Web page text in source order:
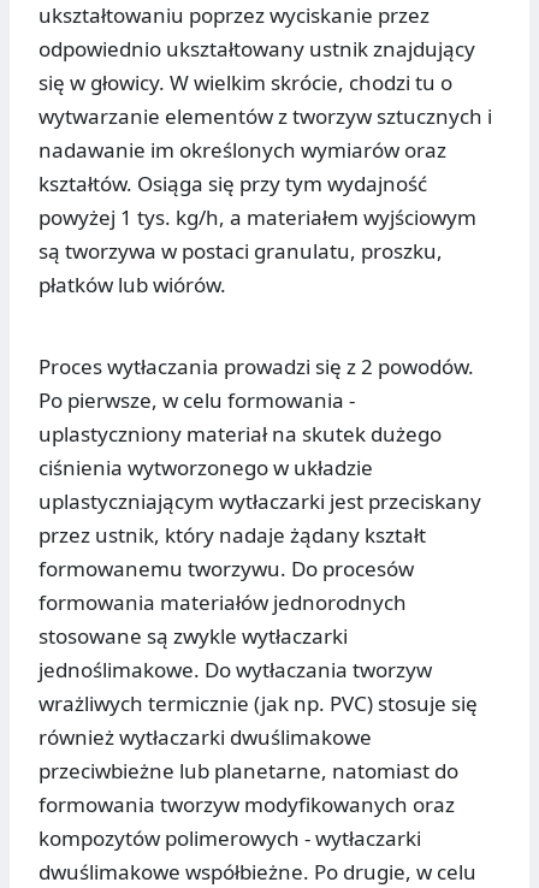
ukształtowaniu poprzez wyciskanie przez
odpowiednio ukształtowany ustnik znajdujący
się w głowicy. W wielkim skrócie, chodzi tu o
wytwarzanie elementów z tworzyw sztucznych i
nadawanie im określonych wymiarów oraz
kształtów. Osiąga się przy tym wydajność
powyżej 1 tys. kg/h, a materiałem wyjściowym
są tworzywa w postaci granulatu, proszku,
płatków lub wiórów.
Proces wytłaczania prowadzi się z 2 powodów.
Po pierwsze, w celu formowania -
uplastyczniony materiał na skutek dużego
ciśnienia wytworzonego w układzie
uplastyczniającym wytłaczarki jest przeciskany
przez ustnik, który nadaje żądany kształt
formowanemu tworzywu. Do procesów
formowania materiałów jednorodnych
stosowane są zwykle wytłaczarki
jednoślimakowe. Do wytłaczania tworzyw
wrażliwych termicznie (jak np. PVC) stosuje się
również wytłaczarki dwuślimakowe
przeciwbieżne lub planetarne, natomiast do
formowania tworzyw modyfikowanych oraz
kompozytów polimerowych - wytłaczarki
dwuślimakowe współbieżne. Po drugie, w celu